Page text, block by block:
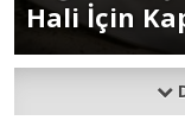
Hali İçin